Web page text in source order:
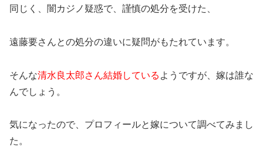
同じく、闇カジノ疑惑で、謹慎の処分を受けた、
遠藤要さんとの処分の違いに疑問がもたれています。
そんな清水良太郎さん結婚している ようですが、嫁は誰な
んでしょう。
気になったので、プロフィールと嫁について調べてみまし
た。